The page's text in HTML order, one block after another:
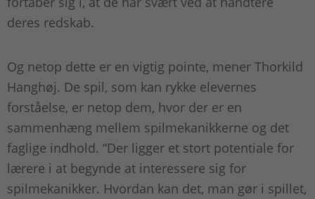
deres redskab.
Og netop dette er en vigtig pointe, mener Thorkild
Hanghøj. De spil, som kan rykke elevernes
forståelse, er netop dem, hvor der er en
sammenhæng mellem spilmekanikkerne og det
faglige indhold. “Der ligger et stort potentiale for
lærere i at begynde at interessere sig for
spilmekanikker. Hvordan kan det, man gør i spillet,